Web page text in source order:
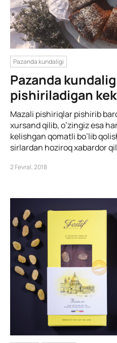
Pazanda kundaligi
Pazanda
pishiriladigan
Mazali pishiriqlar pishirib
xursand qilib, o’zingiz esa
kelishgan qomatli bo’lib
sirlardan hoziroq xabardor
2 Fevral, 2018